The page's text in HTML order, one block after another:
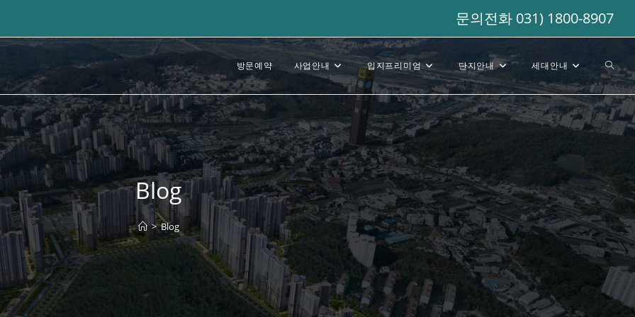
문의전화 031) 1800-8907
방문예약 사업안내 입지프리미엄 단지안내 세대안내
Blog
> Blog